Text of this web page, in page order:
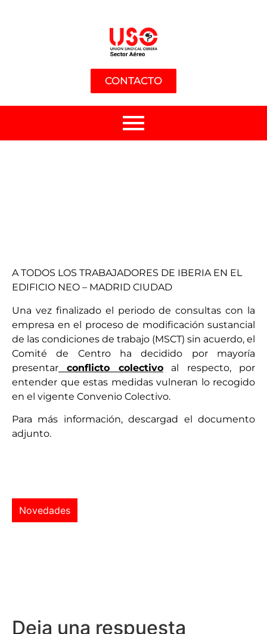
CONTACTO
A TODOS LOS TRABAJADORES DE IBERIA EN EL
EDIFICIO NEO – MADRID CIUDAD
Una vez finalizado el periodo de consultas con la
empresa en el proceso de modificación sustancial
de las condiciones de trabajo (MSCT) sin acuerdo, el
Comité de Centro ha decidido por mayoría
presentar conflicto colectivoal respecto, por
entender que estas medidas vulneran lo recogido
en el vigente Convenio Colectivo.
Para más información, descargad el documento
adjunto.
Novedades
Deja una respuesta